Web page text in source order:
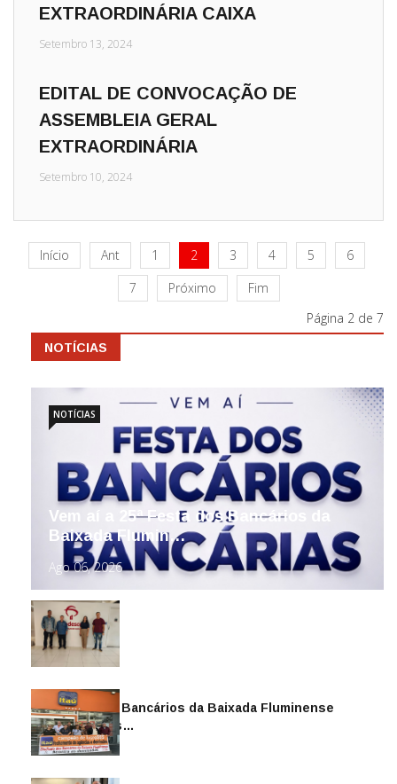
EXTRAORDINÁRIA CAIXA
Setembro 13, 2024
EDITAL DE CONVOCAÇÃO DE
ASSEMBLEIA GERAL
EXTRAORDINÁRIA
Setembro 10, 2024
Início Ant 1 2 3 4 5
6
7
Próximo
Fim
Página 2 de 7
NOTÍCIAS
Vem aí a 25ª Festa dos Bancários da
Baixada Flumin…
Ago 06, 2026
NOTÍCIAS
Sindicato dos Bancários da Baixada Fluminense
reintegra mais…
Jul 14, 2026